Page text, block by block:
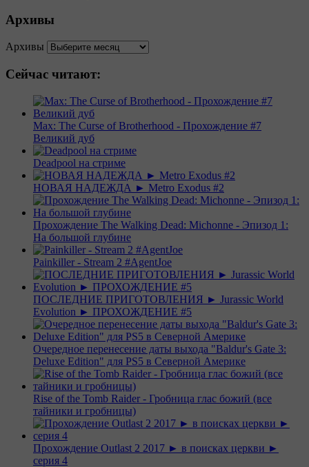
Архивы
Архивы
Сейчас читают:
Max: The Curse of Brotherhood - Прохождение #7
Великий дуб
Deadpool на стриме
НОВАЯ НАДЕЖДА ► Metro Exodus #2
Прохождение The Walking Dead: Michonne - Эпизод 1:
На большой глубине
Painkiller - Stream 2 #AgentJoe
ПОСЛЕДНИЕ ПРИГОТОВЛЕНИЯ ► Jurassic World
Evolution ► ПРОХОЖДЕНИЕ #5
Очередное перенесение даты выхода "Baldur's Gate 3:
Deluxe Edition" для PS5 в Северной Америке
Rise of the Tomb Raider - Гробница глас божий (все
тайники и гробницы)
Прохождение Outlast 2 2017 ► в поисках церкви ►
серия 4